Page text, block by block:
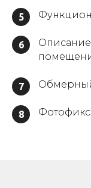
5
6
7
8